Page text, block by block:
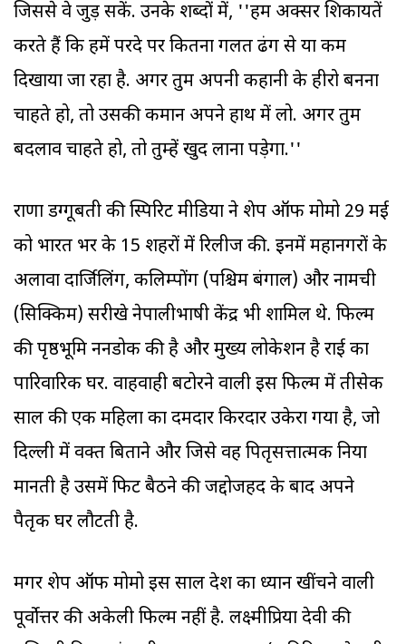
जिससे वे जुड़ सकें. उनके शब्दों में, ''हम अक्सर शिकायतें
करते हैं कि हमें परदे पर कितना गलत ढंग से या कम
दिखाया जा रहा है. अगर तुम अपनी कहानी के हीरो बनना
चाहते हो, तो उसकी कमान अपने हाथ में लो. अगर तुम
बदलाव चाहते हो, तो तुम्हें खुद लाना पड़ेगा.''
राणा डग्गूबती की स्पिरिट मीडिया ने शेप ऑफ मोमो 29 मई
को भारत भर के 15 शहरों में रिलीज की. इनमें महानगरों के
अलावा दार्जिलिंग, कलिम्पोंग (पश्चिम बंगाल) और नामची
(सिक्किम) सरीखे नेपालीभाषी केंद्र भी शामिल थे. फिल्म
की पृष्ठभूमि ननडोक की है और मुख्य लोकेशन है राई का
पारिवारिक घर. वाहवाही बटोरने वाली इस फिल्म में तीसेक
साल की एक महिला का दमदार किरदार उकेरा गया है, जो
दिल्ली में वक्त बिताने और जिसे वह पितृसत्तात्मक दुनिया
मानती है उसमें फिट बैठने की जद्दोजहद के बाद अपने
पैतृक घर लौटती है.
मगर शेप ऑफ मोमो इस साल देश का ध्यान खींचने वाली
पूर्वोत्तर की अकेली फिल्म नहीं है. लक्ष्मीप्रिया देवी की